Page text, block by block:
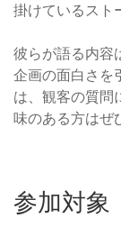
掛けているスト
彼らが語る内容
企画の面白さを
は、観客の質問
味のある方はぜ
参加対象